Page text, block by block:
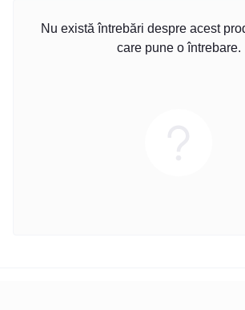
Nu există întrebări despre acest
care pune o întrebare.